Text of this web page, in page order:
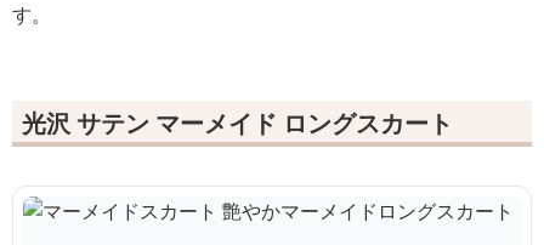
す。
光沢 サテン マーメイド ロングスカート